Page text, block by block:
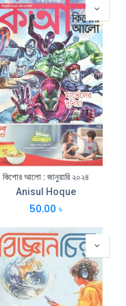
কিশোর আলো : জানুয়ারি ২০২৪
Anisul Hoque
50.00 ৳